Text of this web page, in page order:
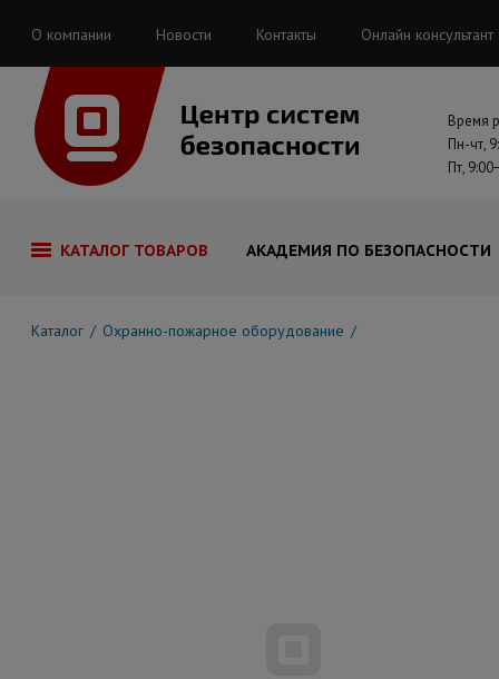
О компании Новости Контакты Онлайн консультант
Время
Пн-чт,
Пт,
КАТАЛОГ ТОВАРОВ АКАДЕМИЯ ПО БЕЗОПАСНОСТИ
Каталог Охранно-пожарное оборудование